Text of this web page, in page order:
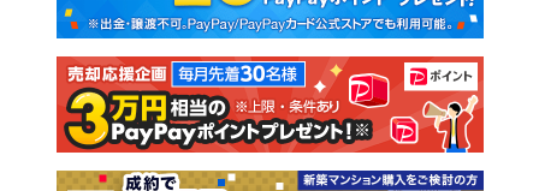
新築一戸建て 中古一戸建て
注文住宅 土地
売却査定